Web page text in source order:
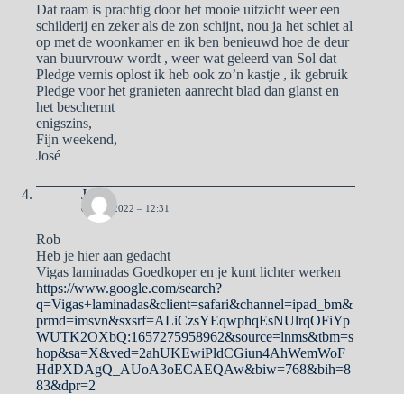
Dat raam is prachtig door het mooie uitzicht weer een
schilderij en zeker als de zon schijnt, nou ja het schiet al
op met de woonkamer en ik ben benieuwd hoe de deur
van buurvrouw wordt , weer wat geleerd van Sol dat
Pledge vernis oplost ik heb ook zo’n kastje , ik gebruik
Pledge voor het granieten aanrecht blad dan glanst en
het beschermt
enigszins,
Fijn weekend,
José
Jack
8 JULI 2022 – 12:31
Rob
Heb je hier aan gedacht
Vigas laminadas Goedkoper en je kunt lichter werken
https://www.google.com/search?
q=Vigas+laminadas&client=safari&channel=ipad_bm&
prmd=imsvn&sxsrf=ALiCzsYEqwphqEsNUlrqOFiYp
WUTK2OXbQ:1657275958962&source=lnms&tbm=s
hop&sa=X&ved=2ahUKEwiPldCGiun4AhWemWoF
HdPXDAgQ_AUoA3oECAEQAw&biw=768&bih=8
83&dpr=2